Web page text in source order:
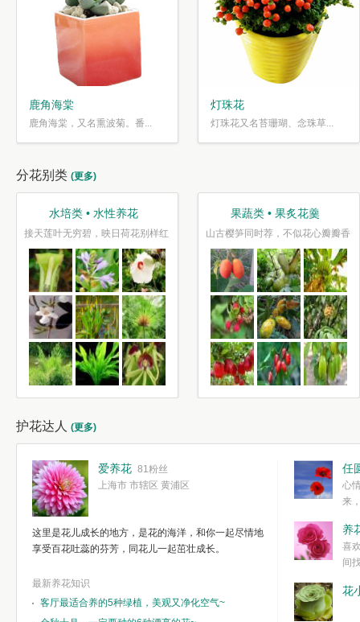
鹿角海棠
鹿角海棠，又名熏波菊。番...
灯珠花
灯珠花又名苔珊瑚、念珠草...
分花别类 (更多)
趣味类 • 奇花异草
水光潋滟花方好,山色空蒙枝亦奇
盆栽类 • 花好盆圆
千片赤英霞灿灿，百枝绛点
护花达人 (更多)
爱养花 81粉丝
上海市 市辖区 黄浦区
这里是花儿成长的地方，是花的海洋，和你一起尽情地
享受百花吐蕊的芬芳，同花儿一起茁壮成长。
最新养花知识
客厅最适合养的5种绿植，美观又净化空气~
任
心
来
简单愉快的心
我们自己复杂
养
喜
间
花